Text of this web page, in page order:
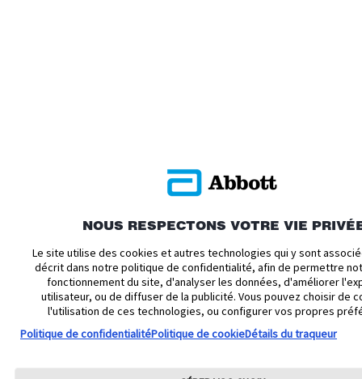
NOUS RESPECTONS VOTRE VIE
Le site utilise des cookies et autres technologies qui y sont
décrit dans notre politique de confidentialité, afin de permettre
fonctionnement du site, d'analyser les données, d'améliorer
utilisateur, ou de diffuser de la publicité. Vous pouvez choisir de
l'utilisation de ces technologies, ou configurer vos propres
Politique de confidentialitéPolitique de cookieDétails du traqueur